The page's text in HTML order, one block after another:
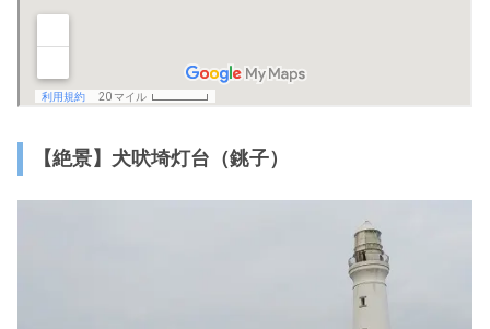
【絶景】犬吠埼灯台（銚子）